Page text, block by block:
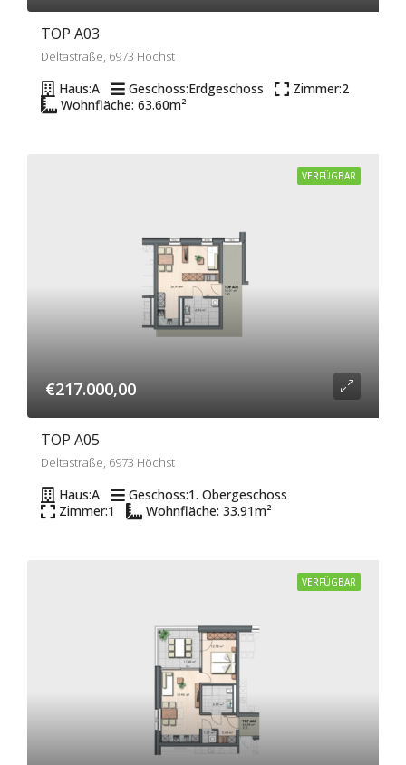
TOP A03
Deltastraße, 6973 Höchst
Haus:A Geschoss:Erdgeschoss Zimmer:2
Wohnfläche: 63.60m²
VERFÜGBAR
€217.000,00
TOP A05
Deltastraße, 6973 Höchst
Haus:A Geschoss:1. Obergeschoss
Zimmer:1 Wohnfläche: 33.91m²
VERFÜGBAR